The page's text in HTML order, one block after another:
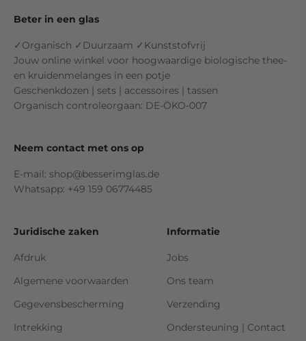
Beter in een glas
✓Organisch ✓Duurzaam ✓Kunststofvrij
Jouw online winkel voor hoogwaardige biologische thee-
en kruidenmelanges in een potje
Geschenkdozen | sets | accessoires | tassen
Organisch controleorgaan: DE-ÖKO-007
Neem contact met ons op
E-mail: shop@besserimglas.de
Whatsapp: +49 159 06774485
Juridische zaken
Afdruk
Algemene voorwaarden
Gegevensbescherming
Intrekking
Informatie
Jobs
Ons team
Verzending
Ondersteuning | Contact